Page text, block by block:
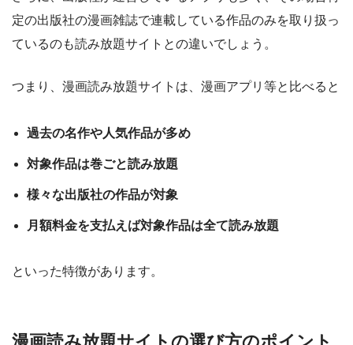
定の出版社の漫画雑誌で連載している作品のみを取り扱っ
ているのも読み放題サイトとの違いでしょう。
つまり、漫画読み放題サイトは、漫画アプリ等と比べると
過去の名作や人気作品が多め
対象作品は巻ごと読み放題
様々な出版社の作品が対象
月額料金を支払えば対象作品は全て読み放題
といった特徴があります。